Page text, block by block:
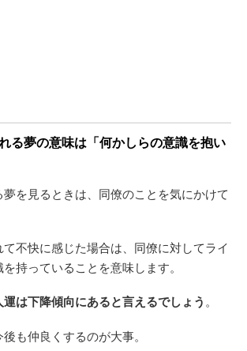
る夢の意味は「何かしらの意識を抱い
を見るときは、同僚のことを気にかけて
不快に感じた場合は、同僚に対してライ
持っていることを意味します。
運は下降傾向にあると言えるでしょう 。
も仲良くするのが大事。